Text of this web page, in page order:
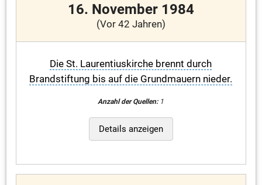
16. November 1984
(Vor 42 Jahren)
Die St. Laurentiuskirche brennt durch
Brandstiftung bis auf die Grundmauern nieder.
Anzahl der Quellen:1
Details anzeigen